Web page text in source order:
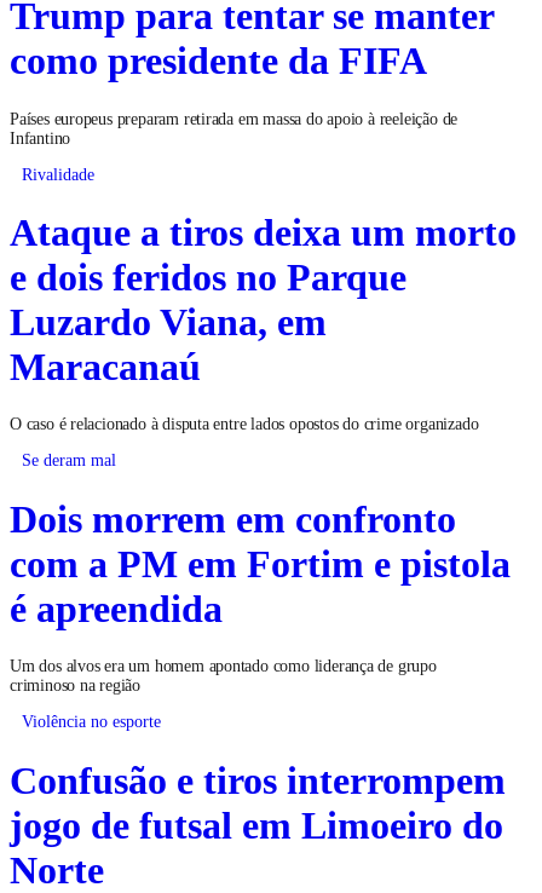
Trump para tentar se manter
como presidente da FIFA
Países europeus preparam retirada em massa do apoio à reeleição de
Infantino
Rivalidade
Ataque a tiros deixa um morto
e dois feridos no Parque
Luzardo Viana, em
Maracanaú
O caso é relacionado à disputa entre lados opostos do crime organizado
Se deram mal
Dois morrem em confronto
com a PM em Fortim e pistola
é apreendida
Um dos alvos era um homem apontado como liderança de grupo
criminoso na região
Violência no esporte
Confusão e tiros interrompem
jogo de futsal em Limoeiro do
Norte